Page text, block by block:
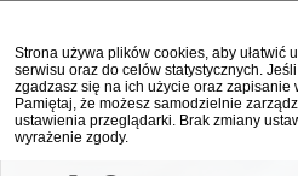
Strona używa plików cookies, aby ułatwić
serwisu oraz do celów statystycznych.
zgadzasz się na ich użycie oraz zapisanie
Pamiętaj, że możesz samodzielnie
ustawienia przeglądarki. Brak zmiany
wyrażenie zgody.